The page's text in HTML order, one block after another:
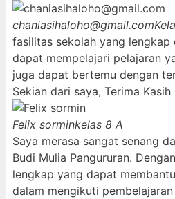
chaniasihaloho@gmail.com
fasilitas sekolah yang lengkap
dapat mempelajari pelajaran
juga dapat bertemu dengan
Sekian dari saya, Terima Kasih
Felix sorminkelas 8 A
Saya merasa sangat senang
Budi Mulia Pangururan.
lengkap yang dapat
dalam mengikuti